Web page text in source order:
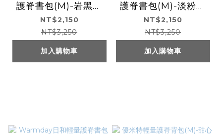
護脊書包(M)-岩黑組
合(U9535)
NT$2,150
NT$3,250
加入購物車
護脊書包(M)-淡粉組
合(U9535)
NT$2,150
NT$3,250
加入購物車